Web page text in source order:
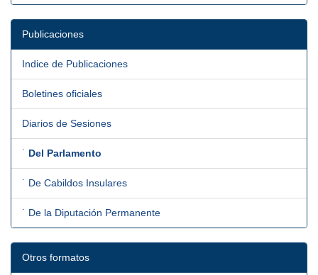
Publicaciones
Indice de Publicaciones
Boletines oficiales
Diarios de Sesiones
˙ Del Parlamento
˙ De Cabildos Insulares
˙ De la Diputación Permanente
Otros formatos